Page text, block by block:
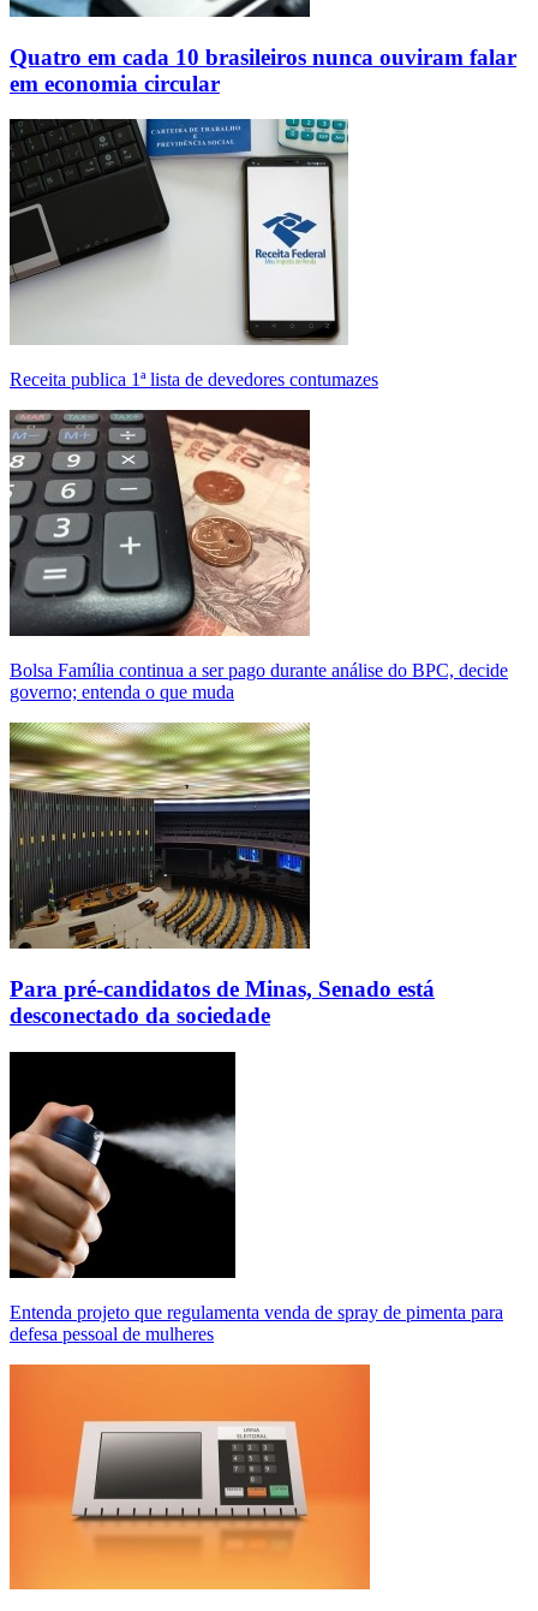
Quatro em cada 10 brasileiros nunca ouviram falar
em economia circular
Receita publica 1ª lista de devedores contumazes
Bolsa Família continua a ser pago durante análise do BPC, decide
governo; entenda o que muda
Para pré-candidatos de Minas, Senado está
desconectado da sociedade
Entenda projeto que regulamenta venda de spray de pimenta para
defesa pessoal de mulheres